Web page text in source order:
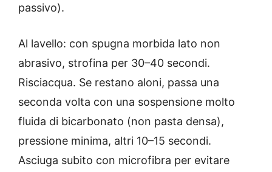
passivo).
Al lavello: con spugna morbida lato non
abrasivo, strofina per 30–40 secondi.
Risciacqua. Se restano aloni, passa una
seconda volta con una sospensione molto
fluida di bicarbonato (non pasta densa),
pressione minima, altri 10–15 secondi.
Asciuga subito con microfibra per evitare